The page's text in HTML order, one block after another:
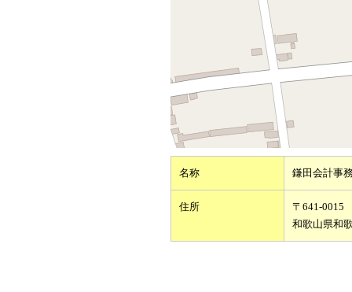
名称 鎌田会計事
住所
〒641-0015
和歌山県和